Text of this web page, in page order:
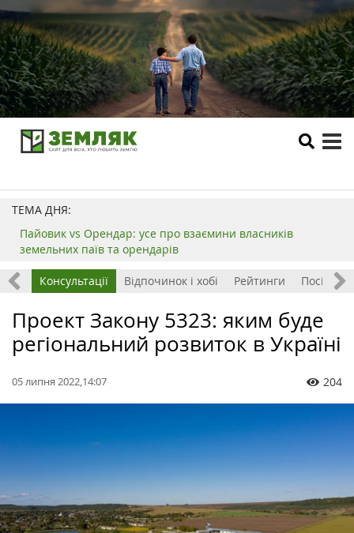
ТЕМА ДНЯ:
Пайовик vs Орендар: усе про взаємини власників
земельних паїв та орендарів
Консультації Відпочинок і хобі Рейтинги
Проект Закону 5323: яким буде
регіональний розвиток в Україні
05 липня 2022,14:07 204